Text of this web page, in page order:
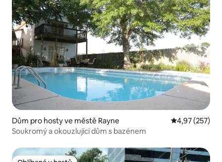
Dům pro hosty ve městě Rayne Průměrné
4,97 (257)
Soukromý a okouzlující dům s bazénem